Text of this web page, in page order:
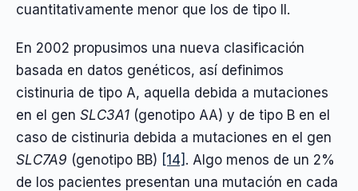
cuantitativamente menor que los de tipo II.
En 2002 propusimos una nueva clasificación
basada en datos genéticos, así definimos
cistinuria de tipo A, aquella debida a mutaciones
en el gen SLC3A1 (genotipo AA) y de tipo B en el
caso de cistinuria debida a mutaciones en el gen
SLC7A9 (genotipo BB) [14] . Algo menos de un 2%
de los pacientes presentan una mutación en cada